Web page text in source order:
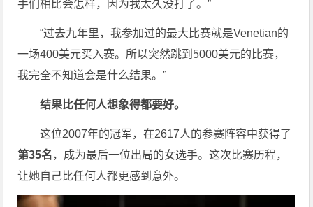
手们相比会怎样，因为我太久没打了。”
“过去九年里，我参加过的最大比赛就是Venetian的
一场400美元买入赛。所以突然跳到5000美元的比赛，
我完全不知道会是什么结果。”
结果比任何人想象得都要好。
这位2007年的冠军，在2617人的参赛阵容中获得了
第35名，成为最后一位出局的女选手。这次比赛历程，
让她自己比任何人都更感到意外。